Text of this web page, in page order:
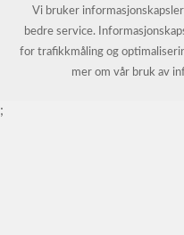
© Kontorvarehuset
Vi bruker
bedre service.
for trafikkmåling og
mer om vår bruk av
;